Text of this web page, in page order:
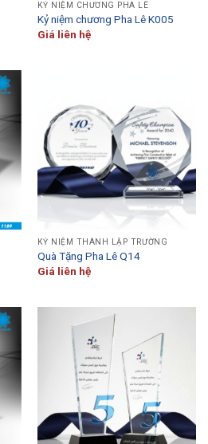
KỶ NIỆM CHƯƠNG PHA LÊ
Kỷ niệm chương Pha Lê K005
Giá liên hệ
KỶ NIỆM THÀNH LẬP TRƯỜNG
Quà Tặng Pha Lê Q14
Giá liên hệ